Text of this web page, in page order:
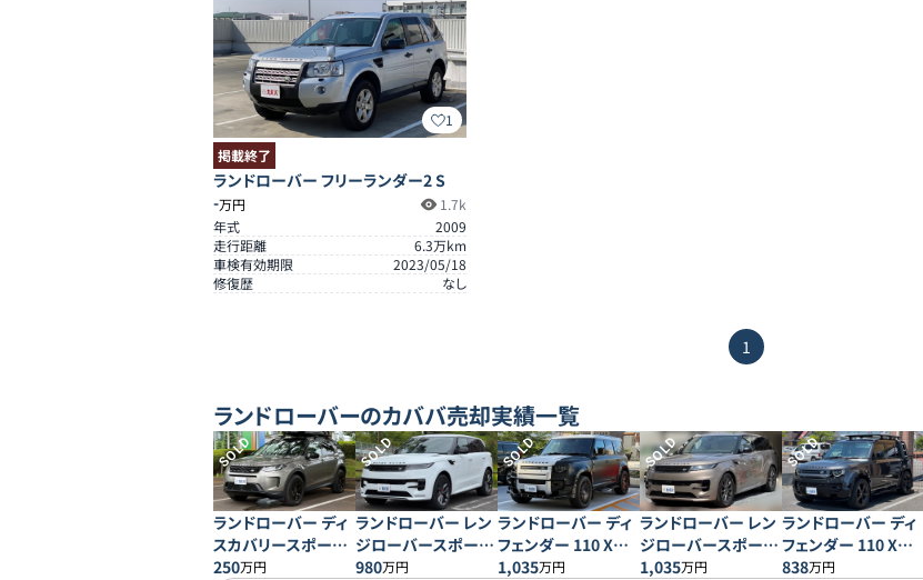
1
掲載終了
ランドローバー フリーランダー2 S
-万円
1.7k
年式
2009
走行距離
6.3万km
車検有効期限
2023/05/18
修復歴
なし
1
ランドローバーのカババ売却実績一覧
SOLD
ランドローバー ディ
スカバリースポーツ
P200
250万円
SOLD
ランドローバー レン
ジローバースポーツ
ダイナミック SE
980万円
SOLD
ランドローバー ディ
フェンダー 110 X
3.0L D300
1,035万円
SOLD
ランドローバー レン
ジローバースポーツ
ダイナミック SE
1,035万円
SOLD
ランドローバー ディ
フェンダー 110 Xダ
イナミック HSE
838万円